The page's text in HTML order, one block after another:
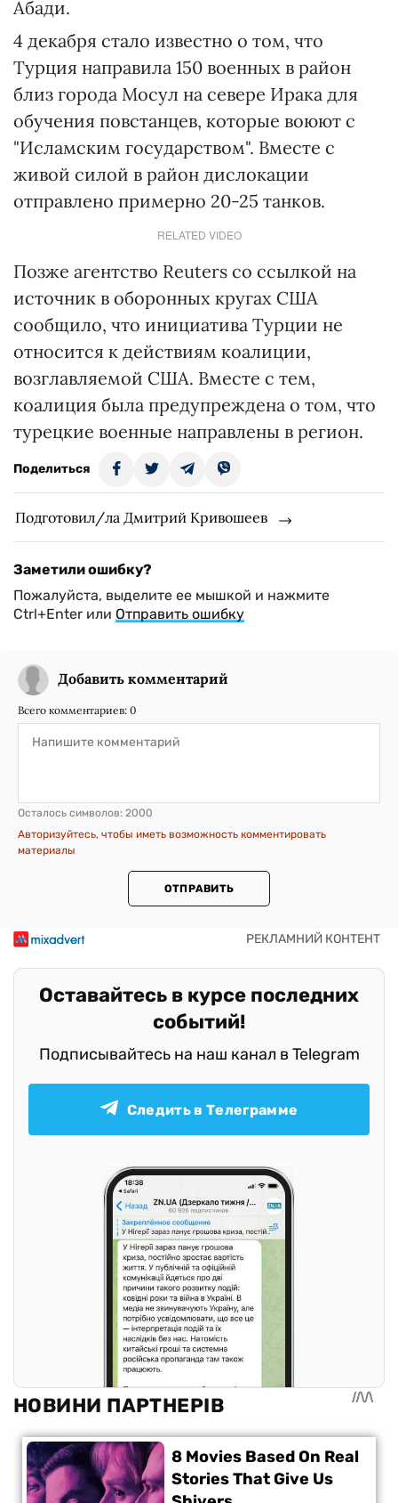
Абади.
4 декабря стало известно о том, что
Турция направила 150 военных в район
близ города Мосул на севере Ирака для
обучения повстанцев, которые воюют с
"Исламским государством". Вместе с
живой силой в район дислокации
отправлено примерно 20-25 танков.
RELATED VIDEO
Позже агентство Reuters со ссылкой на
источник в оборонных кругах США
сообщило, что инициатива Турции не
относится к действиям коалиции,
возглавляемой США. Вместе с тем,
коалиция была предупреждена о том, что
турецкие военные направлены в регион.
Поделиться
Подготовил/ла Дмитрий Кривошеев
Заметили ошибку?
Пожалуйста, выделите ее мышкой и нажмите
Ctrl+Enter или Отправить ошибку
Добавить комментарий
Всего комментариев: 0
Осталось символов: 2000
Авторизуйтесь, чтобы иметь возможность комментировать
материалы
ОТПРАВИТЬ
Оставайтесь в курсе последних
событий!
Подписывайтесь на наш канал в Telegram
Следить в Телеграмме